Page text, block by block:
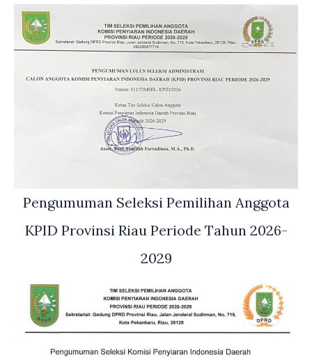
Pengumuman Seleksi Pemilihan Anggota
KPID Provinsi Riau Periode Tahun 2026-
2029